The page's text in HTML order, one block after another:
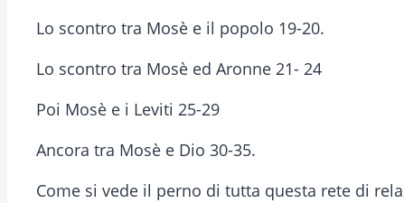
Lo scontro tra Mosè e il popolo 19-20.
Lo scontro tra Mosè ed Aronne 21- 24
Poi Mosè e i Leviti 25-29
Ancora tra Mosè e Dio 30-35.
Come si vede il perno di tutta questa rete di